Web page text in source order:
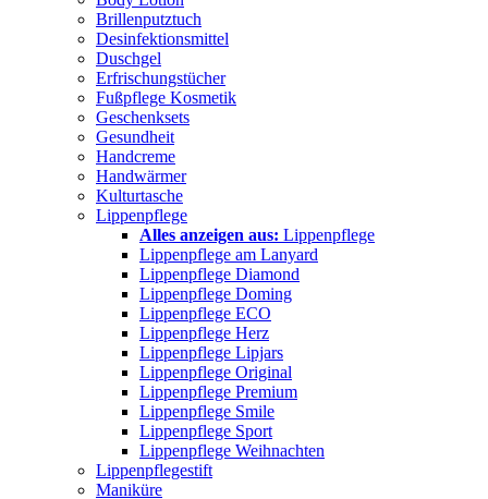
Brillenputztuch
Desinfektionsmittel
Duschgel
Erfrischungstücher
Fußpflege Kosmetik
Geschenksets
Gesundheit
Handcreme
Handwärmer
Kulturtasche
Lippenpflege
Alles anzeigen aus: Lippenpflege
Lippenpflege am Lanyard
Lippenpflege Diamond
Lippenpflege Doming
Lippenpflege ECO
Lippenpflege Herz
Lippenpflege Lipjars
Lippenpflege Original
Lippenpflege Premium
Lippenpflege Smile
Lippenpflege Sport
Lippenpflege Weihnachten
Lippenpflegestift
Maniküre